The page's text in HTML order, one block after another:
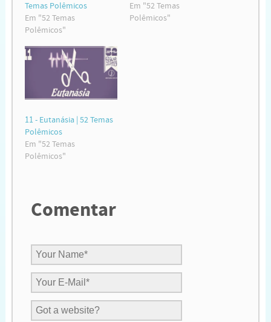
Temas Polêmicos
Em "52 Temas
Polêmicos"
Em "52 Temas
Polêmicos"
11 - Eutanásia | 52 Temas
Polêmicos
Em "52 Temas
Polêmicos"
Comentar